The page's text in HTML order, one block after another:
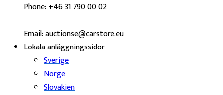
Phone: +46 31 790 00 02
Email: auctionse@carstore.eu
Lokala anläggningssidor
Sverige
Norge
Slovakien